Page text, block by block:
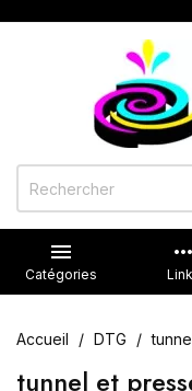

Catégories
more_horiz
Accueil DTG
tunnel et